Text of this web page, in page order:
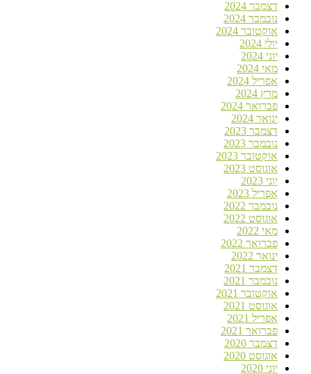
דצמבר 2024
נובמבר 2024
אוקטובר 2024
מאי 2024
אפריל 2024
מרץ 2024
פברואר 2024
ינואר 2024
דצמבר 2023
נובמבר 2023
אוקטובר 2023
אוגוסט 2023
אפריל 2023
נובמבר 2022
אוגוסט 2022
מאי 2022
פברואר 2022
ינואר 2022
דצמבר 2021
נובמבר 2021
אוקטובר 2021
אוגוסט 2021
אפריל 2021
פברואר 2021
דצמבר 2020
אוגוסט 2020